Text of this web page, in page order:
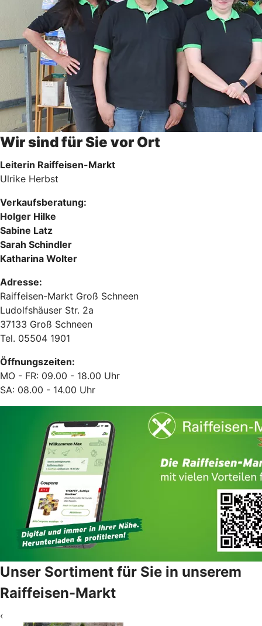
Wir sind für Sie vor Ort
Leiterin Raiffeisen-Markt
Ulrike Herbst
Verkaufsberatung:
Holger Hilke
Sabine Latz
Sarah Schindler
Katharina Wolter
Adresse:
Raiffeisen-Markt Groß Schneen
Ludolfshäuser Str. 2a
37133 Groß Schneen
Tel. 05504 1901
Öffnungszeiten:
MO - FR: 09.00 - 18.00 Uhr
SA: 08.00 - 14.00 Uhr
Unser Sortiment für Sie in unserem
Raiffeisen-Markt
‹